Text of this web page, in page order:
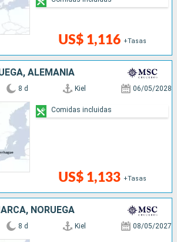
US$ 1,116 +Tasas
ALEMANIA
8 d Kiel 06/05/2028
US$ 1,133 +Tasas
Comidas incluidas
NORUEGA
8 d Kiel 08/05/2027